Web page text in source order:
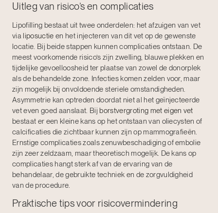
Uitleg van risico’s en complicaties
Lipofilling bestaat uit twee onderdelen: het afzuigen van vet
via liposuctie en het injecteren van dit vet op de gewenste
locatie. Bij beide stappen kunnen complicaties ontstaan. De
meest voorkomende risico’s zijn zwelling, blauwe plekken en
tijdelijke gevoelloosheid ter plaatse van zowel de donorplek
als de behandelde zone. Infecties komen zelden voor, maar
zijn mogelijk bij onvoldoende steriele omstandigheden.
Asymmetrie kan optreden doordat niet al het geïnjecteerde
vet even goed aanslaat. Bij borstvergroting met eigen vet
bestaat er een kleine kans op het ontstaan van oliecysten of
calcificaties die zichtbaar kunnen zijn op mammografieën.
Ernstige complicaties zoals zenuwbeschadiging of embolie
zijn zeer zeldzaam, maar theoretisch mogelijk. De kans op
complicaties hangt sterk af van de ervaring van de
behandelaar, de gebruikte techniek en de zorgvuldigheid
van de procedure.
Praktische tips voor risicovermindering